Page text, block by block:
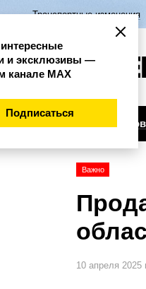
Транспортные изменения
Важно
10 апреля 2025
и эксклюзивы —
канале МАХ
Подписаться